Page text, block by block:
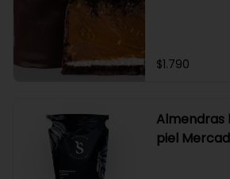
$1.790
Almendras
piel